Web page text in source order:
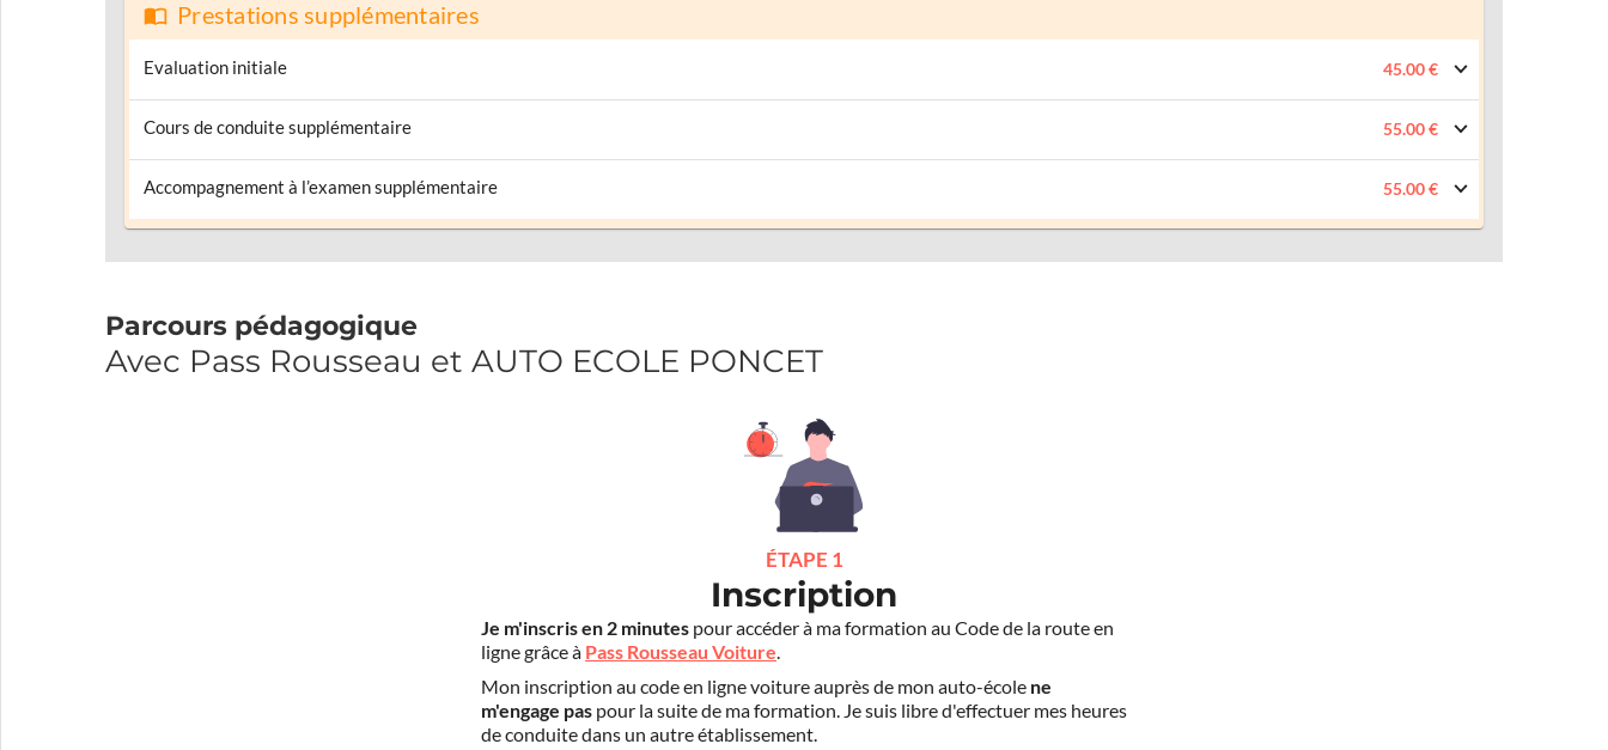
Prestations supplémentaires
Evaluation initiale 45.00 €
Cours de conduite supplémentaire 55.00 €
Accompagnement à l’examen supplémentaire 55.00 €
Parcours pédagogique
Avec Pass Rousseau et AUTO ECOLE PONCET
ÉTAPE 1
Inscription
Je m'inscris en 2 minutes pour accéder à ma formation au Code de la route en
ligne grâce à Pass Rousseau Voiture
Mon inscription au code en ligne voiture auprès de mon auto-école ne
m'engage pas pour la suite de ma formation. Je suis libre d'effectuer mes heures
de conduite dans un autre établissement.